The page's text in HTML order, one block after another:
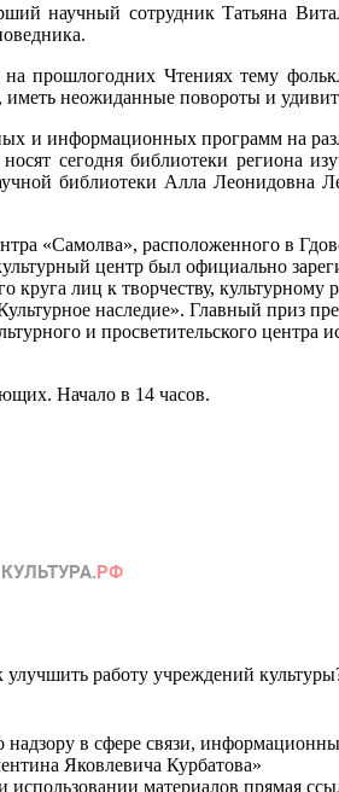
научный сотрудник Татьяна
прошлогодних Чтениях тему
неожиданные повороты и
и информационных программ на
сегодня библиотеки региона
библиотеки Алла Леонидовна
«Самолва», расположенного в
центр был официально
лиц к творчеству,
наследие». Главный приз
и просветительского
Начало в 14 часов.
работу учреждений
в сфере связи,
Яковлевича Курбатова»
использовании материалов прямая